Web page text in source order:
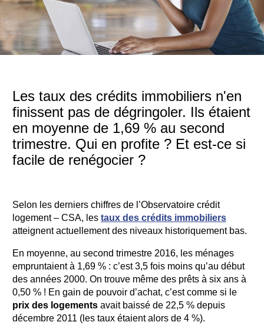
Les taux des crédits immobiliers n'en
finissent pas de dégringoler. Ils étaient
en moyenne de 1,69 % au second
trimestre. Qui en profite ? Et est-ce si
facile de renégocier ?
Selon les derniers chiffres de l’Observatoire crédit
logement – CSA, les taux des crédits immobiliers
atteignent actuellement des niveaux historiquement bas.
En moyenne, au second trimestre 2016, les ménages
empruntaient à 1,69 % : c’est 3,5 fois moins qu’au début
des années 2000. On trouve même des prêts à six ans à
0,50 % ! En gain de pouvoir d’achat, c’est comme si le
prix des logements avait baissé de 22,5 % depuis
décembre 2011 (les taux étaient alors de 4 %).